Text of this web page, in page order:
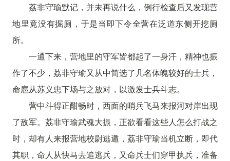
荔非守瑜默记，并未再说什么，例行检查后又发现营
地里竟没有掘厕，于是当即下令全营在泛道东侧开挖厕
所。
一通下来，营地里的守军皆都起了一身汗，精神也振
作了不少，荔非守瑜又从中简选了几名体魄较好的士兵，
命扈从苏义忠下场与之放对，以激发士兵斗志。
营中斗得正酣畅时，西面的哨兵飞马来报河对岸出现
了敌军。荔非守瑜武魂大振，正欲看看这些人怎么打战之
时，却有人来报营地校尉逃遁，荔非守瑜当机立断，即代
其职，命人从快马去追逃兵，又命兵士们穿甲执兵，准备